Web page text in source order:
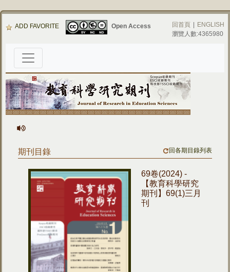
ADD FAVORITE Open Access 回首頁
ENGLISH
瀏覽人數:4365980
期刊目錄 回各期目錄列表
69卷(2024) -
【教育科學研究
期刊】69(1)三月
刊